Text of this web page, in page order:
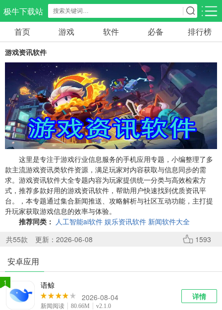
极牛下载站
应用分类 游戏分类
生活服务
297款应用
电商购物
86款应用
教育学习
178款应用
气象交通
84款应用
游戏辅助
476款应用
摄影美化
213款应用
社交聊天
183款应用
电子图书
437款应用
移动办公
184款应用
新闻阅读
43款应用
金融理财
54款应用
媒体影音
600款应用
系统工具
644款应用
健康医疗
ai工具
334款应用
娱乐资讯
首页 游戏 软件 必备 排行榜
游戏资讯软件
这里是专注于游戏行业信息服务的手机应用专题，小编整理了多
款主流游戏资讯类软件资源，满足玩家对内容获取与信息同步的需
求。游戏资讯软件大全专题内容为玩家提供统一分类与高效检索方
式，推荐多款好用的游戏资讯软件，帮助用户快速找到优质资讯平
台。，本专题通过集合新闻推送、攻略解析与社区互动功能，主打提
升玩家获取游戏信息的效率与体验。
推荐同类： 人工智能ai软件 娱乐资讯软件 新闻软件大全
共55款 更新：2026-06-08 1593
安卓应用
语鲸
2026-08-04
新闻阅读 80.66M v2.1.0
详情
1